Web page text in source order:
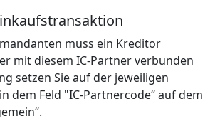
muss ein Kreditor
mit diesem IC-Partner verbunden
setzen Sie auf der jeweiligen
dem Feld "IC-Partnercode“ auf dem